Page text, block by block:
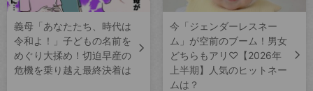
義母「あなたたち、時代は
令和よ！」子どもの名前を
めぐり大揉め！切迫早産の
危機を乗り越え最終決着は
今「ジェンダーレスネー
ム」が空前のブーム！男女
どちらもアリ♡【2026年
上半期】人気のヒットネー
ムは？